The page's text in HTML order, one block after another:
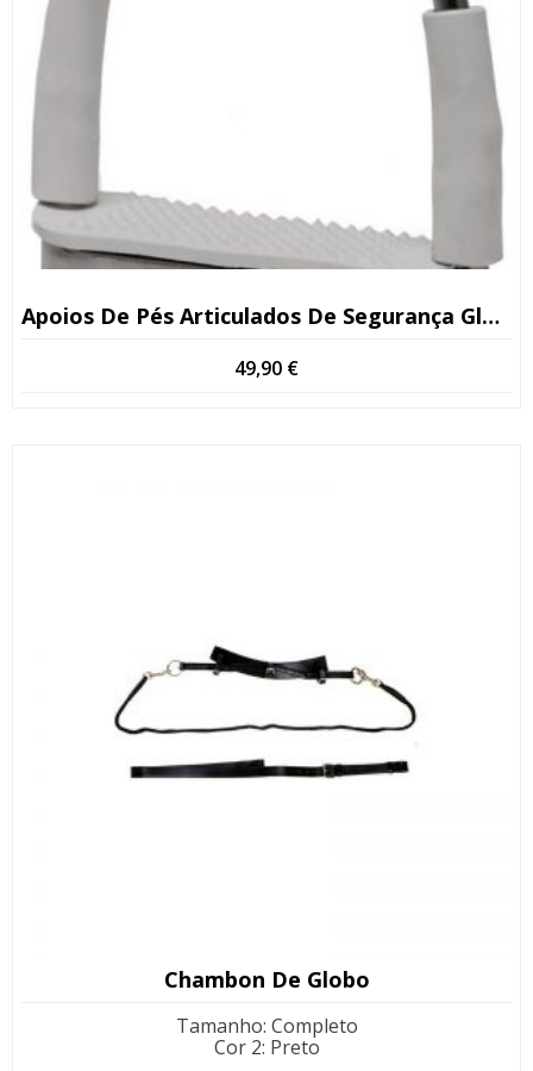
Apoios De Pés Articulados De Segurança Globus
49,90 €
Chambon De Globo
Tamanho: Completo
Cor 2: Preto